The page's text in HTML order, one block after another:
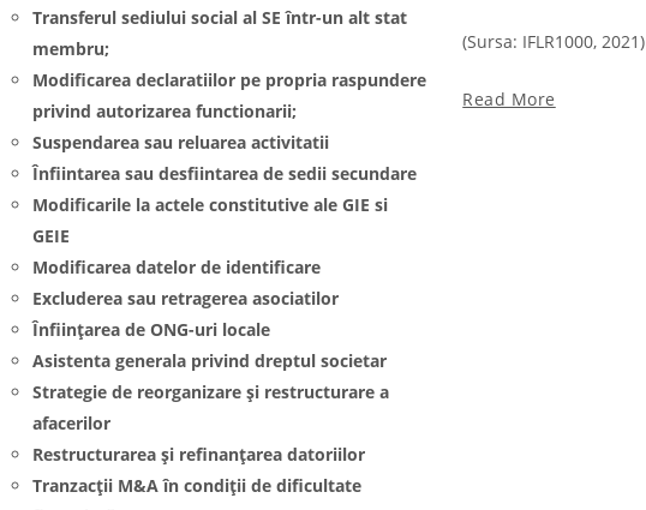
Transferul sediului social al SE într-un alt stat
membru;
Modificarea declaratiilor pe propria raspundere
privind autorizarea functionarii;
Suspendarea sau reluarea activitatii
Înfiintarea sau desfiintarea de sedii secundare
Modificarile la actele constitutive ale GIE si
GEIE
Modificarea datelor de identificare
Excluderea sau retragerea asociatilor
Înființarea de ONG-uri locale
Asistenta generala privind dreptul societar
Strategie de reorganizare și restructurare a
afacerilor
Restructurarea și refinanțarea datoriilor
Tranzacții M&A în condiții de dificultate
(Sursa: IFLR1000, 2021)
Read More